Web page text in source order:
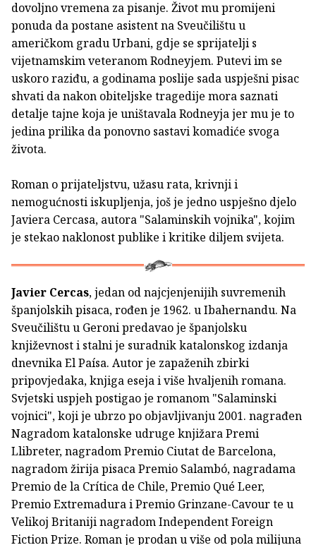
dovoljno vremena za pisanje. Život mu promijeni
ponuda da postane asistent na Sveučilištu u
američkom gradu Urbani, gdje se sprijatelji s
vijetnamskim veteranom Rodneyjem. Putevi im se
uskoro raziđu, a godinama poslije sada uspješni pisac
shvati da nakon obiteljske tragedije mora saznati
detalje tajne koja je uništavala Rodneyja jer mu je to
jedina prilika da ponovno sastavi komadiće svoga
života.
Roman o prijateljstvu, užasu rata, krivnji i
nemogućnosti iskupljenja, još je jedno uspješno djelo
Javiera Cercasa, autora "Salaminskih vojnika", kojim
je stekao naklonost publike i kritike diljem svijeta.
Javier Cercas, jedan od najcjenjenijih suvremenih
španjolskih pisaca, rođen je 1962. u Ibahernandu. Na
Sveučilištu u Geroni predavao je španjolsku
književnost i stalni je suradnik katalonskog izdanja
dnevnika El Paísa. Autor je zapaženih zbirki
pripovjedaka, knjiga eseja i više hvaljenih romana.
Svjetski uspjeh postigao je romanom "Salaminski
vojnici", koji je ubrzo po objavljivanju 2001. nagrađen
Nagradom katalonske udruge knjižara Premi
Llibreter, nagradom Premio Ciutat de Barcelona,
nagradom žirija pisaca Premio Salambó, nagradama
Premio de la Crítica de Chile, Premio Qué Leer,
Premio Extremadura i Premio Grinzane-Cavour te u
Velikoj Britaniji nagradom Independent Foreign
Fiction Prize. Roman je prodan u više od pola milijuna